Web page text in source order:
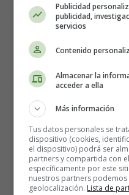
500 gpumpkin
1 teaspoon cinnamon
1 teaspoon nutmeg
1 teaspoon of allspice
salt
Steps for making
Preheat the oven to
Place the shortcrust
Cover with a sheet
beans or ceramic
Bake the pastry for
Publicidad
publicidad,
servicios
Contenido
Almacenar la
acceder a ella
Más información
Tus datos personales se
dispositivo (cookies,
el dispositivo) podrá ser
partners y compartida con
específicamente por este
nuestros partners
geolocalización. Lista de